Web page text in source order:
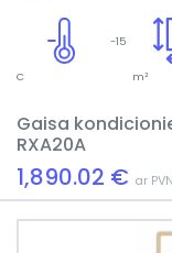
m²
-15
C
Gaisa
RXA20A
1,890.02 € ar PVN